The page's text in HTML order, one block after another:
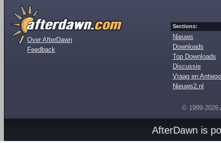
Over AfterDawn
Feedback
Sections:
Nieuws
Downloads
Top Downloads
Discussie
Vraag en
Nieuws2.nl
© 1999-2026
AfterDawn is